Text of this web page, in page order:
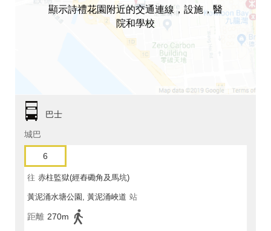
顯示詩禮花園附近的交通連線，設施，醫
院和學校
巴士
城巴
6
往 赤柱監獄(經舂磡角及馬坑)
黃泥涌水塘公園, 黃泥涌峽道 站
距離 270m